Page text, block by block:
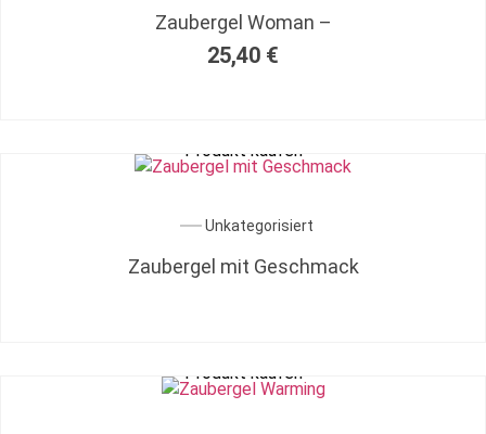
Zaubergel Woman –
25,40 €
Produkt kaufen
Unkategorisiert
Zaubergel mit Geschmack
Produkt kaufen